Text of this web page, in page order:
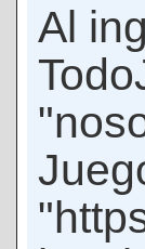
Al